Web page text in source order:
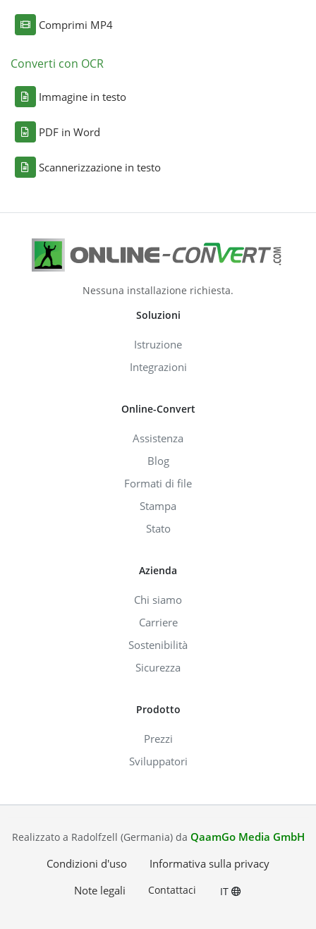
Comprimi MP4
Converti con OCR
Immagine in testo
PDF in Word
Scannerizzazione in testo
Nessuna installazione richiesta.
Soluzioni
Istruzione
Integrazioni
Online-Convert
Assistenza
Blog
Formati di file
Stampa
Stato
Azienda
Chi siamo
Carriere
Sostenibilità
Sicurezza
Prodotto
Prezzi
Sviluppatori
Realizzato a Radolfzell (Germania) da QaamGo Media GmbH
Condizioni d'uso
Informativa sulla privacy
Note legali
Contattaci IT